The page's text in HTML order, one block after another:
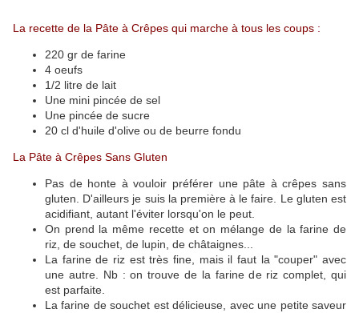
La recette de la Pâte à Crêpes qui marche à tous les coups :
220 gr de farine
4 oeufs
1/2 litre de lait
Une mini pincée de sel
Une pincée de sucre
20 cl d'huile d'olive ou de beurre fondu
La Pâte à Crêpes Sans Gluten
Pas de honte à vouloir préférer une pâte à crêpes sans
gluten. D'ailleurs je suis la première à le faire. Le gluten est
acidifiant, autant l'éviter lorsqu'on le peut.
On prend la même recette et on mélange de la farine de
riz, de souchet, de lupin, de châtaignes...
La farine de riz est très fine, mais il faut la "couper" avec
une autre. Nb : on trouve de la farine de riz complet, qui
est parfaite.
La farine de souchet est délicieuse, avec une petite saveur